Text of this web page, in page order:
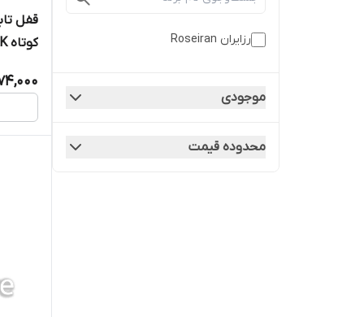
رزایران Roseiran
موجودی
محدوده قیمت
قفل
کوتاه ۰۱۰۰AK رزایران